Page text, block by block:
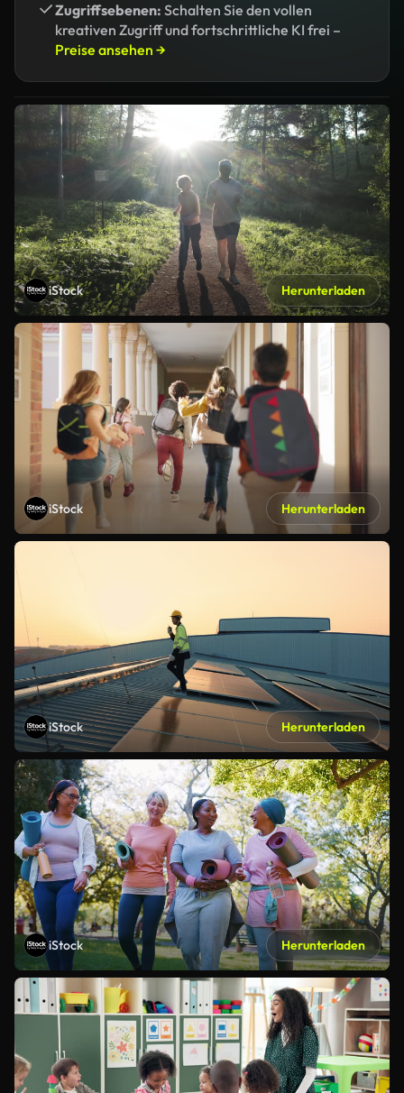
Zugriffsebenen: Schalten Sie den vollen
kreativen Zugriff und fortschrittliche KI frei –
Preise ansehen →
iStock Herunterladen
iStock Herunterladen
iStock Herunterladen
iStock Herunterladen